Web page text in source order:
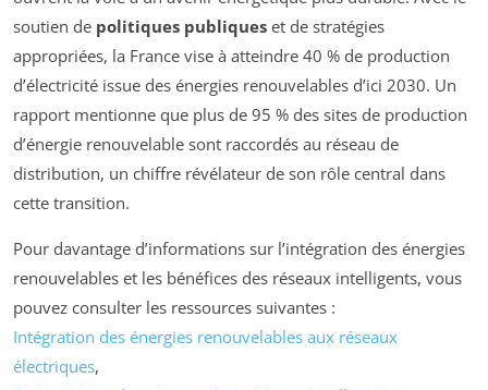
soutien de politiques publiques et de stratégies
appropriées, la France vise à atteindre 40 % de production
d’électricité issue des énergies renouvelables d’ici 2030. Un
rapport mentionne que plus de 95 % des sites de production
d’énergie renouvelable sont raccordés au réseau de
distribution, un chiffre révélateur de son rôle central dans
cette transition.
Pour davantage d’informations sur l’intégration des énergies
renouvelables et les bénéfices des réseaux intelligents, vous
pouvez consulter les ressources suivantes :
Intégration des énergies renouvelables aux réseaux
électriques,